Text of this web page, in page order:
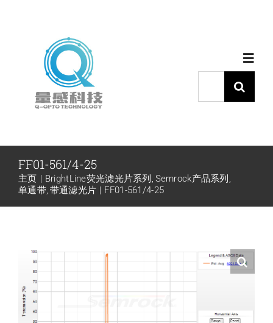
产品中心
代理品牌
下载中心
新闻和活动
索：
FF01-561/4-25
主页 BrightLine荧光滤光片系列
Semrock产品系列
单通带 带通滤光片 FF01-561/4-25